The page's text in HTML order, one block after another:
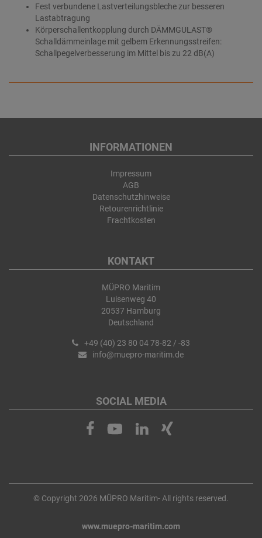
Fest verbundene Lastverteilungsbleche zur besseren
Lastabtragung
Körperschallentkopplung durch DÄMMGULAST®
Schalldämmeinlage mit gelbem Erkennungsstreifen:
Schallpegelverbesserung im Mittel bis zu 22 dB(A)
INFORMATIONEN
Impressum
AGB
Datenschutzhinweise
Retourenrichtlinie
Frachtkosten
KONTAKT
MÜPRO Maritim
Luisenweg 40
20537 Hamburg
Deutschland
+49 (40) 23 80 04 78-82 / -83
info@muepro-maritim.de
SOCIAL MEDIA
© Copyright 2026 MÜPRO Maritim- All rights reserved.
www.muepro-maritim.com